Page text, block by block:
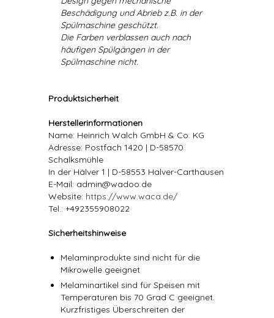
Beschädigung und Abrieb z.B. in der
Spülmaschine geschützt.
Die Farben verblassen auch nach
häufigen Spülgängen in der
Spülmaschine nicht.
Produktsicherheit
Herstellerinformationen
Name: Heinrich Walch GmbH & Co. KG
Adresse: Postfach 1420 | D-58570
Schalksmühle
In der Hälver 1 | D-58553 Halver-Carthausen
E-Mail: admin@wadoo.de
Website: https://www.waca.de/
Tel.: +492355908022
Sicherheitshinweise
Melaminprodukte sind nicht für die
Mikrowelle geeignet
Melaminartikel sind für Speisen mit
Temperaturen bis 70 Grad C geeignet.
Kurzfristiges Überschreiten der